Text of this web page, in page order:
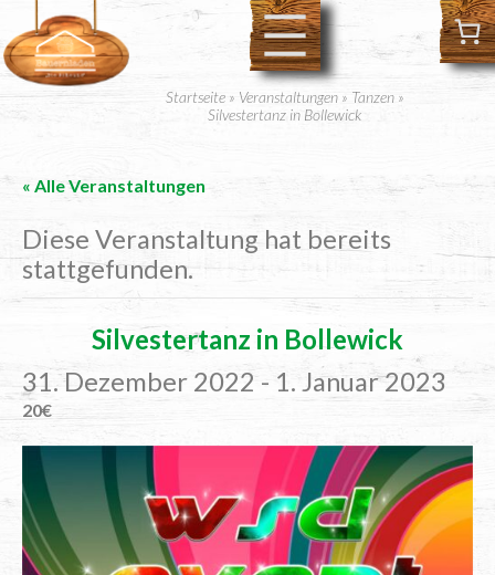
Startseite» Veranstaltungen» Tanzen»
Silvestertanz in Bollewick
« Alle Veranstaltungen
Diese Veranstaltung hat bereits
stattgefunden.
Sil­ves­ter­tanz in Bollewick
31. Dezember 2022- 1. Januar 2023
20€